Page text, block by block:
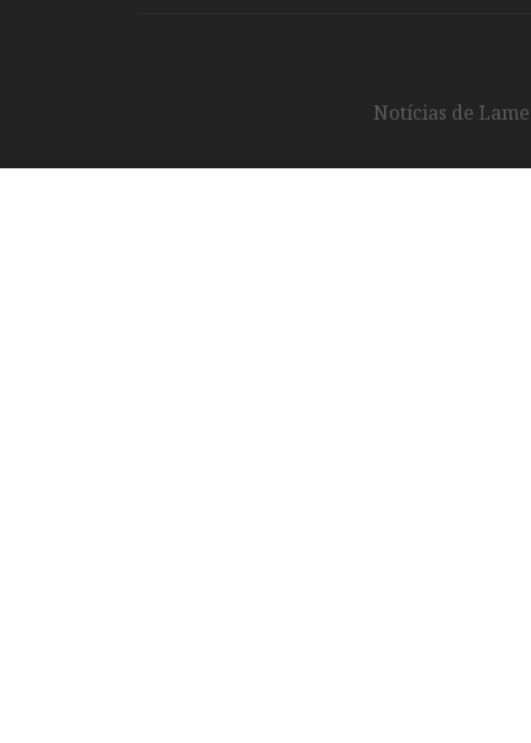
Notícias de